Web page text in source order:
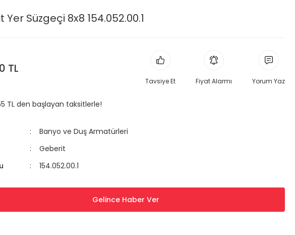
Yer Süzgeçi 8x8 154.052.00.1
TL
Tavsiye Et Fiyat Alarmı Yorum Yaz
TL den başlayan taksitlerle!
Banyo ve Duş Armatürleri
Geberit
154.052.00.1
Gelince Haber Ver